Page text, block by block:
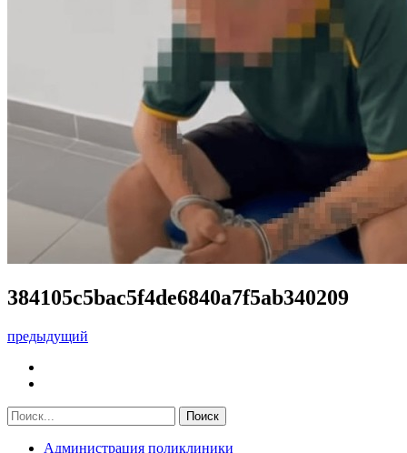
384105c5bac5f4de6840a7f5ab340209
предыдущий
Администрация поликлиники